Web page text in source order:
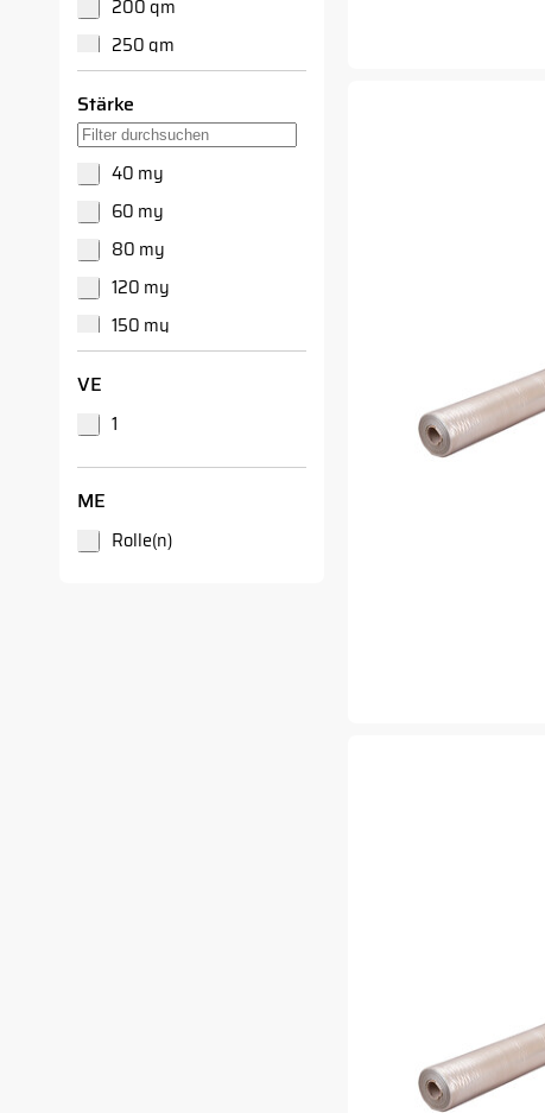
200 qm
250 qm
Stärke
Suche in Stärke-Filter
40 my
60 my
80 my
120 my
150 my
VE
1
ME
Rolle(n)